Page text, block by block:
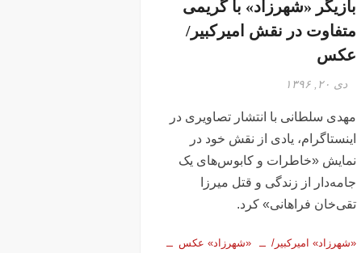
بازیگر «شهرزاد» با گریمی
متفاوت در نقش امیرکبیر/
عکس
دی ۲۰, ۱۳۹۶
مهدی سلطانی با انتشار تصاویری در
اینستاگرام، یادی از نقش خود در
نمایش «خاطرات و کابوس‌های یک
جامه‌دار از زندگی و قتل میرزا‌
تقی‌خان‌ فراهانی» کرد.
«شهرزاد» امیرکبیر/
«شهرزاد» عکس